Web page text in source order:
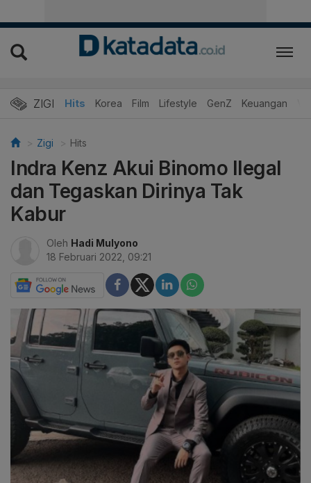
ZIGI Hits Korea Film Lifestyle GenZ Keuangan
Zigi Hits
Indra Kenz Akui Binomo Ilegal
dan Tegaskan Dirinya Tak
Kabur
Oleh Hadi Mulyono
18 Februari 2022, 09:21